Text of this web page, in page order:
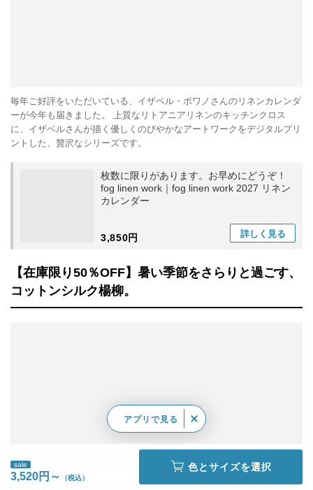
毎年ご好評をいただいている、イザベル・ボワノさんのリネンカレンダ
ーが今年も届きました。 上質なリトアニアリネンのキッチンクロス
に、イザベルさんが描く優しくのびやかなアートワークをデジタルプリ
ントした、贅沢なシリーズです。
枚数に限りがあります。お早めにどうぞ！
fog linen work｜fog linen work 2027 リネン
カレンダー
3,850円 詳しく 見る
【在庫限り50％OFF】暑い季節をさらりと過ごす、
コットンシルク楊柳。
sale
3,520円～
色とサイズを選択
アプリで見る